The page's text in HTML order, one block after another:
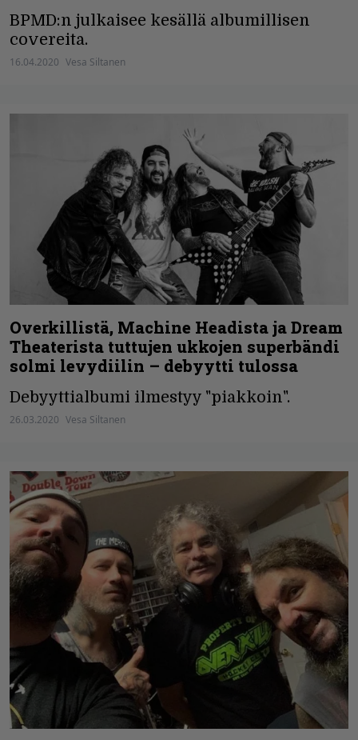
BPMD:n julkaisee kesällä albumillisen
covereita.
16.04.2020 Vesa Siltanen
Overkillistä, Machine Headista ja Dream
Theaterista tuttujen ukkojen superbändi
solmi levydiilin – debyytti tulossa
Debyyttialbumi ilmestyy "piakkoin".
26.03.2020 Vesa Siltanen